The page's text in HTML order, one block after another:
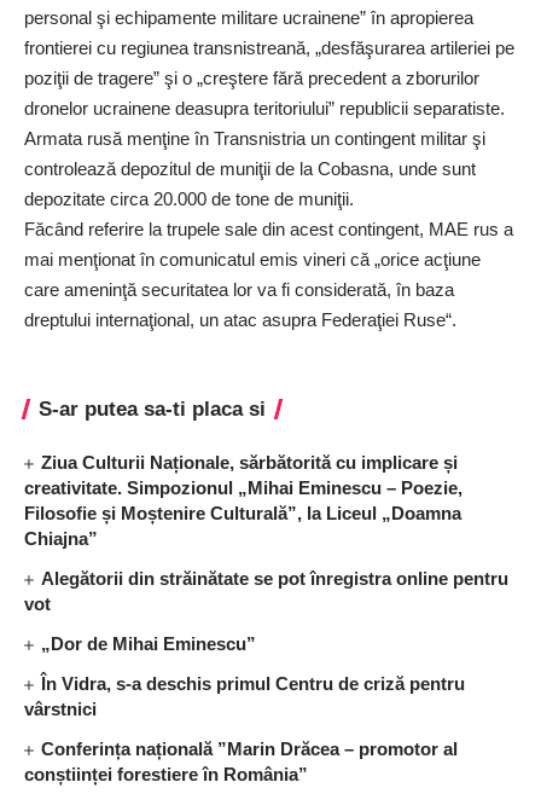
personal şi echipamente militare ucrainene” în apropierea
frontierei cu regiunea transnistreană, „desfăşurarea artileriei pe
poziţii de tragere” şi o „creştere fără precedent a zborurilor
dronelor ucrainene deasupra teritoriului” republicii separatiste.
Armata rusă menţine în Transnistria un contingent militar şi
controlează depozitul de muniţii de la Cobasna, unde sunt
depozitate circa 20.000 de tone de muniţii.
Făcând referire la trupele sale din acest contingent, MAE rus a
mai menţionat în comunicatul emis vineri că „orice acţiune
care ameninţă securitatea lor va fi considerată, în baza
dreptului internaţional, un atac asupra Federaţiei Ruse“.
S-ar putea sa-ti placa si
Ziua Culturii Naționale, sărbătorită cu implicare și
creativitate. Simpozionul „Mihai Eminescu – Poezie,
Filosofie și Moștenire Culturală”, la Liceul „Doamna
Chiajna”
Alegătorii din străinătate se pot înregistra online pentru
vot
„Dor de Mihai Eminescu”
În Vidra, s-a deschis primul Centru de criză pentru
vârstnici
Conferința națională ”Marin Drăcea – promotor al
conștiinței forestiere în România”